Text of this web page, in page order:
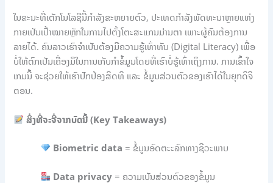
ໃນຂະນະທີ່ເຕັກໂນໂລຊີນີ້ກຳລັງຂະຫຍາຍຕົວ, ປະເທດກຳລັງພັດທະນາຫຼາຍແຫ່ງ
ກາຍເປັນເປົ້າໝາຍຫຼັກໃນການໄປຕັ້ງໂຕະສະແກນມ່ານຕາ ເພາະຜູ້ຄົນຕ້ອງການ
ລາຍໄດ້. ຄົນລາວເຮົາຈຳເປັນຕ້ອງມີຄວາມຮູ້ເທົ່າທັນ (Digital Literacy) ເພື່ອ
ບໍ່ໃຫ້ຕົກເປັນເຄື່ອງມືໃນການເກັບກຳຂໍ້ມູນໂດຍທີ່ເຮົາບໍ່ຮູ້ເທົ່າເຖິງການ. ການເຂົ້າໃຈ
ເກມນີ້ ຈະຊ່ວຍໃຫ້ເຮົາປົກປ້ອງສິດທິ ແລະ ຂໍ້ມູນສ່ວນຕົວຂອງເຮົາໄດ້ໃນຍຸກດິຈິ
ຕອນ.
ສິ່ງທີ່ຈະຈື່ຈາກບົດນີ້ (Key Takeaways)
Biometric data = ຂໍ້ມູນອັດຕະະລັກທາງຊີວະພາບ
Data privacy = ຄວາມເປັນສ່ວນຕົວຂອງຂໍ້ມູນ